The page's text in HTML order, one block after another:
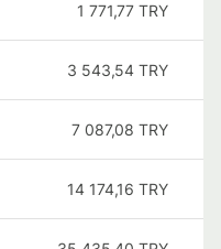
1 771,77 TRY
3 543,54 TRY
7 087,08 TRY
14 174,16 TRY